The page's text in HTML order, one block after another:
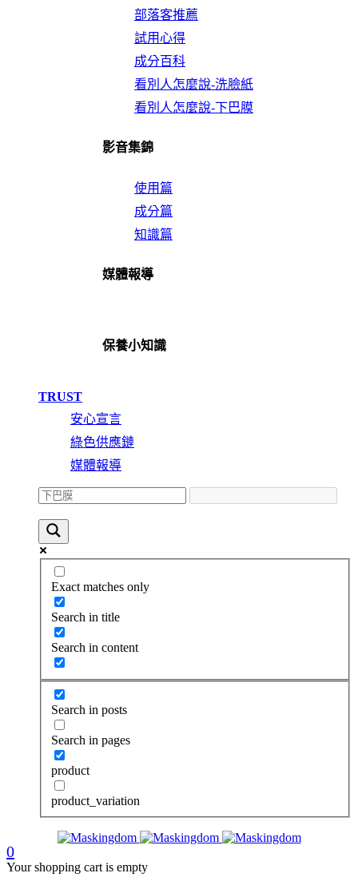
部落客推薦
試用心得
成分百科
看別人怎麼說-洗臉紙
看別人怎麼說-下巴膜
影音集錦
使用篇
成分篇
知識篇
媒體報導
保養小知識
TRUST
安心宣言
綠色供應鏈
媒體報導
Exact matches only
Search in title
Search in content
Search in posts
Search in pages
product
product_variation
0
Your shopping cart is empty